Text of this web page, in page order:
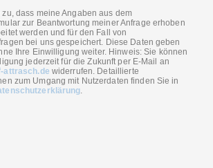
zu, dass meine Angaben aus dem
zur Beantwortung meiner Anfrage erhoben
werden und für den Fall von
bei uns gespeichert. Diese Daten geben
Ihre Einwilligung weiter. Hinweis: Sie können
jederzeit für die Zukunft per E-Mail an
attrasch.de widerrufen. Detaillierte
zum Umgang mit Nutzerdaten finden Sie in
.